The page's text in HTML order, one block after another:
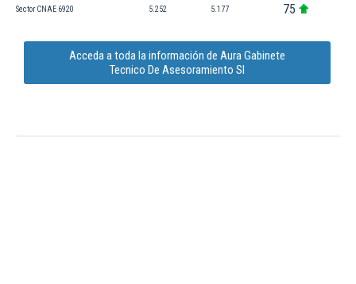
Sector CNAE 6920 5.252 5.177 75
Acceda a toda la información de Aura Gabinete
Tecnico De Asesoramiento Sl